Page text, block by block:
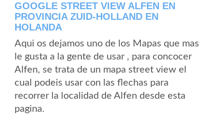
GOOGLE STREET VIEW ALFEN EN
PROVINCIA ZUID-HOLLAND EN
HOLANDA
Aqui os dejamos uno de los Mapas que mas
le gusta a la gente de usar , para concocer
Alfen, se trata de un mapa street view el
cual podeis usar con las flechas para
recorrer la localidad de Alfen desde esta
pagina.